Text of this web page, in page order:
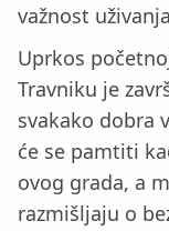
važnost
Uprkos
Travniku je
svakako dobra
će se pamtiti
ovog grada, a
razmišljaju o